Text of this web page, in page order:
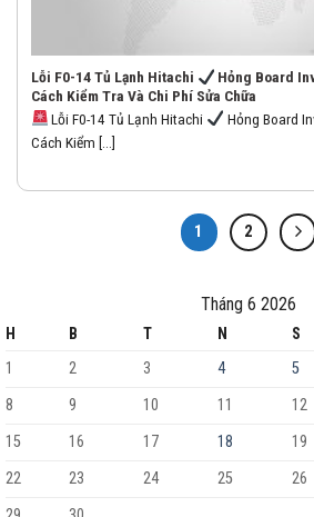
Lỗi F0-14 Tủ Lạnh Hitachi
Hỏng Board
Cách Kiểm Tra Và Chi Phí Sửa Chữa
Lỗi F0-14 Tủ Lạnh Hitachi
Hỏng Board
Cách Kiểm [...]
1 2
Tháng 6 2026
H B T N S
1
2 3 4 5
8
9 10 11 12
15
16 17 18 19
22
23 24 25 26